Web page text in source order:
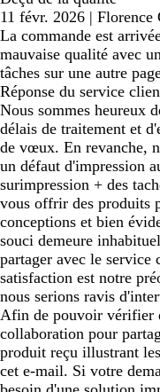
11 févr. 2026 | Florence
La commande est
mauvaise qualité avec
tâches sur une autre
Réponse du service
Nous sommes heureux
délais de traitement et
de vœux. En revanche,
un défaut d'impression
surimpression + des
vous offrir des produits
conceptions et bien
souci demeure
partager avec le service
satisfaction est notre
nous serions ravis
Afin de pouvoir vérifier
collaboration pour
produit reçu illustrant
cet e-mail. Si votre